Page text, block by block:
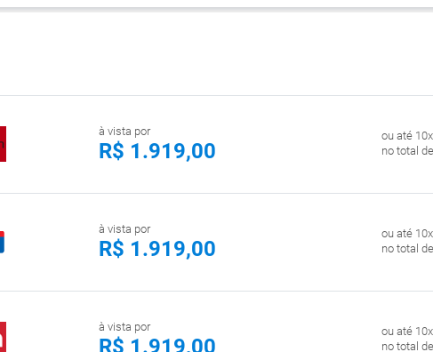
à vista por
R$ 1.919,00
ou até
no total
à vista por
R$ 1.919,00
ou até
no total
à vista por
R$ 1.919,00
ou até
no total